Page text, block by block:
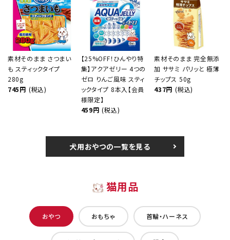
素材そのまま さつまい
も スティックタイプ
280g
745円 (税込)
【25%OFF！ひんやり特
集】アクアゼリー 4つの
ゼロ りんご風味 スティ
ックタイプ 8本入【会員
様限定】
459円 (税込)
素材そのまま 完全無添
加 ササミ パリッと 極薄
チップス 50g
437円 (税込)
犬用おやつの一覧を見る
猫用品
おやつ おもちゃ 首輪・ハーネス